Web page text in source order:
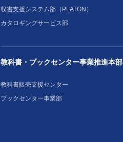
収書支援システム部（PLATON）
カタロギングサービス部
教科書・ブックセンター事業推進本部
教科書販売支援センター
ブックセンター事業部